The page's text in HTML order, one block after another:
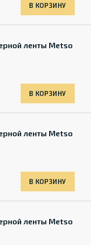
В КОРЗИНУ
ленты Metso
В КОРЗИНУ
ленты Metso
В КОРЗИНУ
ленты Metso